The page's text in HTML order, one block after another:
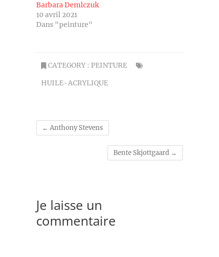
Barbara Demlczuk
10 avril 2021
Dans "peinture"
CATEGORY : PEINTURE
HUILE-ACRYLIQUE
← Anthony Stevens
Bente Skjottgaard →
Je laisse un
commentaire